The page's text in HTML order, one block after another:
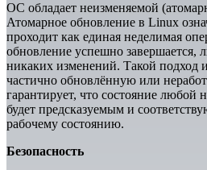
ОС обладает неизменяемой
Атомарное обновление в Linux
проходит как единая неделимая
обновление успешно завершается,
никаких изменений. Такой подход
частично обновлённую или
гарантирует, что состояние любой
будет предсказуемым и
рабочему состоянию.
Безопасность